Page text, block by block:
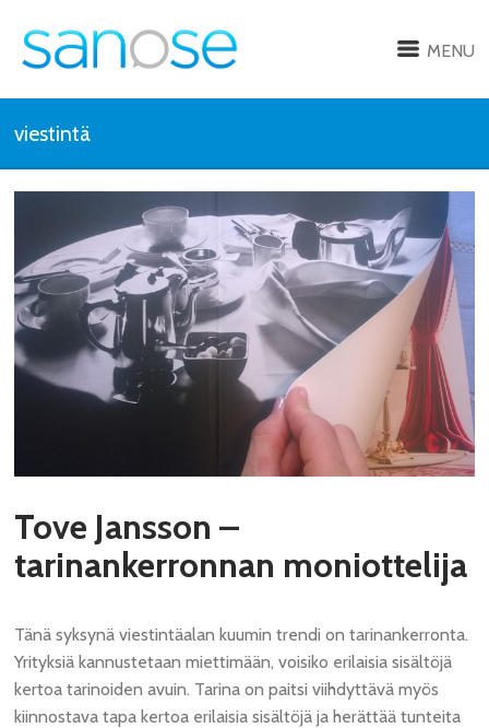
MENU
viestintä
Tove Jansson –
tarinankerronnan moniottelija
Tänä syksynä viestintäalan kuumin trendi on tarinankerronta.
Yrityksiä kannustetaan miettimään, voisiko erilaisia sisältöjä
kertoa tarinoiden avuin. Tarina on paitsi viihdyttävä myös
kiinnostava tapa kertoa erilaisia sisältöjä ja herättää tunteita